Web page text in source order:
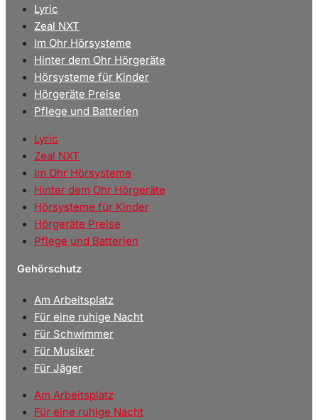
Lyric
Zeal NXT
Im Ohr Hörsysteme
Hinter dem Ohr Hörgeräte
Hörsysteme für Kinder
Hörgeräte Preise
Pflege und Batterien
Lyric
Zeal NXT
Im Ohr Hörsysteme
Hinter dem Ohr Hörgeräte
Hörsysteme für Kinder
Hörgeräte Preise
Pflege und Batterien
Gehörschutz
Am Arbeitsplatz
Für eine ruhige Nacht
Für Schwimmer
Für Musiker
Für Jäger
Am Arbeitsplatz
Für eine ruhige Nacht